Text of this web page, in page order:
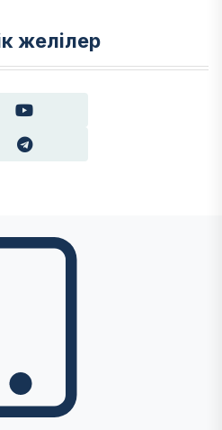
желілер